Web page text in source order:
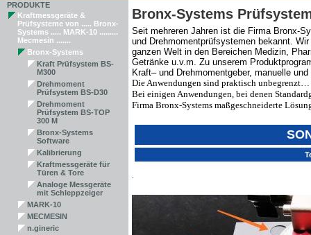
PRODUKTE
Kraftmessgeräte &
Prüfsysteme von ..... Bronx-
Systems ..... MARK-10 .........
Mecmesin .......
Bronx-Systems
Kraft Prüfsystem BS-
M300
Drehmoment
Prüfsystem BS-D30
Drehmoment
Prüfsystem BS-TOP
300 M
Bronx-Systems
Software
Kalibrierung
Kraftmessgeräte für
Türen & Tore
Analoge Messgeräte
mit Schleppzeiger
MARK-10
MECMESIN
n.gineric
Bronx-Systems
Seit mehreren Jahren ist die Firma Bronx-
und Drehmomentprüfsystemen bekannt.
ganzen Welt in den Bereichen Medizin,
Getränke u.v.m. Zu unserem
Kraft– und Drehmomentgeber, manuelle
Die Anwendungen sind praktisch unbegrenzt…
Bei einigen Anwendungen, bei denen
Firma Bronx-Systems maßgeschneiderte